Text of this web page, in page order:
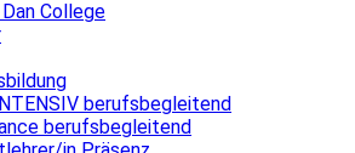
College
berufsbegleitend
berufsbegleitend